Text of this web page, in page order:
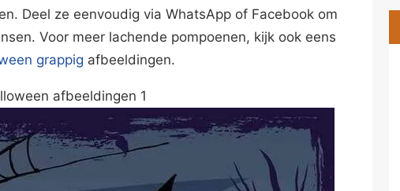
Deel ze eenvoudig via WhatsApp of Facebook om
Voor meer lachende pompoenen, kijk ook eens
grappig afbeeldingen.
afbeeldingen 1